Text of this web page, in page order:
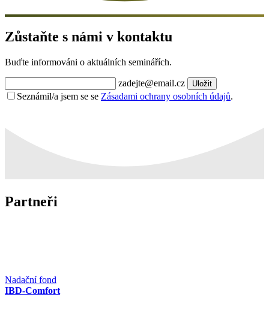
Zůstaňte s námi v kontaktu
Buďte informováni o aktuálních seminářích.
zadejte@email.cz Uložit
Seznámil/a jsem se se Zásadami ochrany osobních údajů.
Partneři
Nadační fond
IBD-Comfort